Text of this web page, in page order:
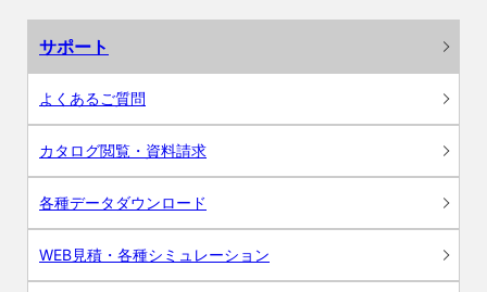
サポート
よくあるご質問
カタログ閲覧・資料請求
各種データダウンロード
WEB見積・各種シミュレーション